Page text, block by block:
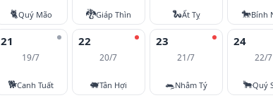
🐈Quý Mão 🐉Giáp Thìn 🐍Ất Tỵ 🐎Bính
21
19/7
🐕Canh Tuất
22
20/7
🐖Tân Hợi
23
21/7
🐀Nhâm Tý
24
22/7
🐂Quý